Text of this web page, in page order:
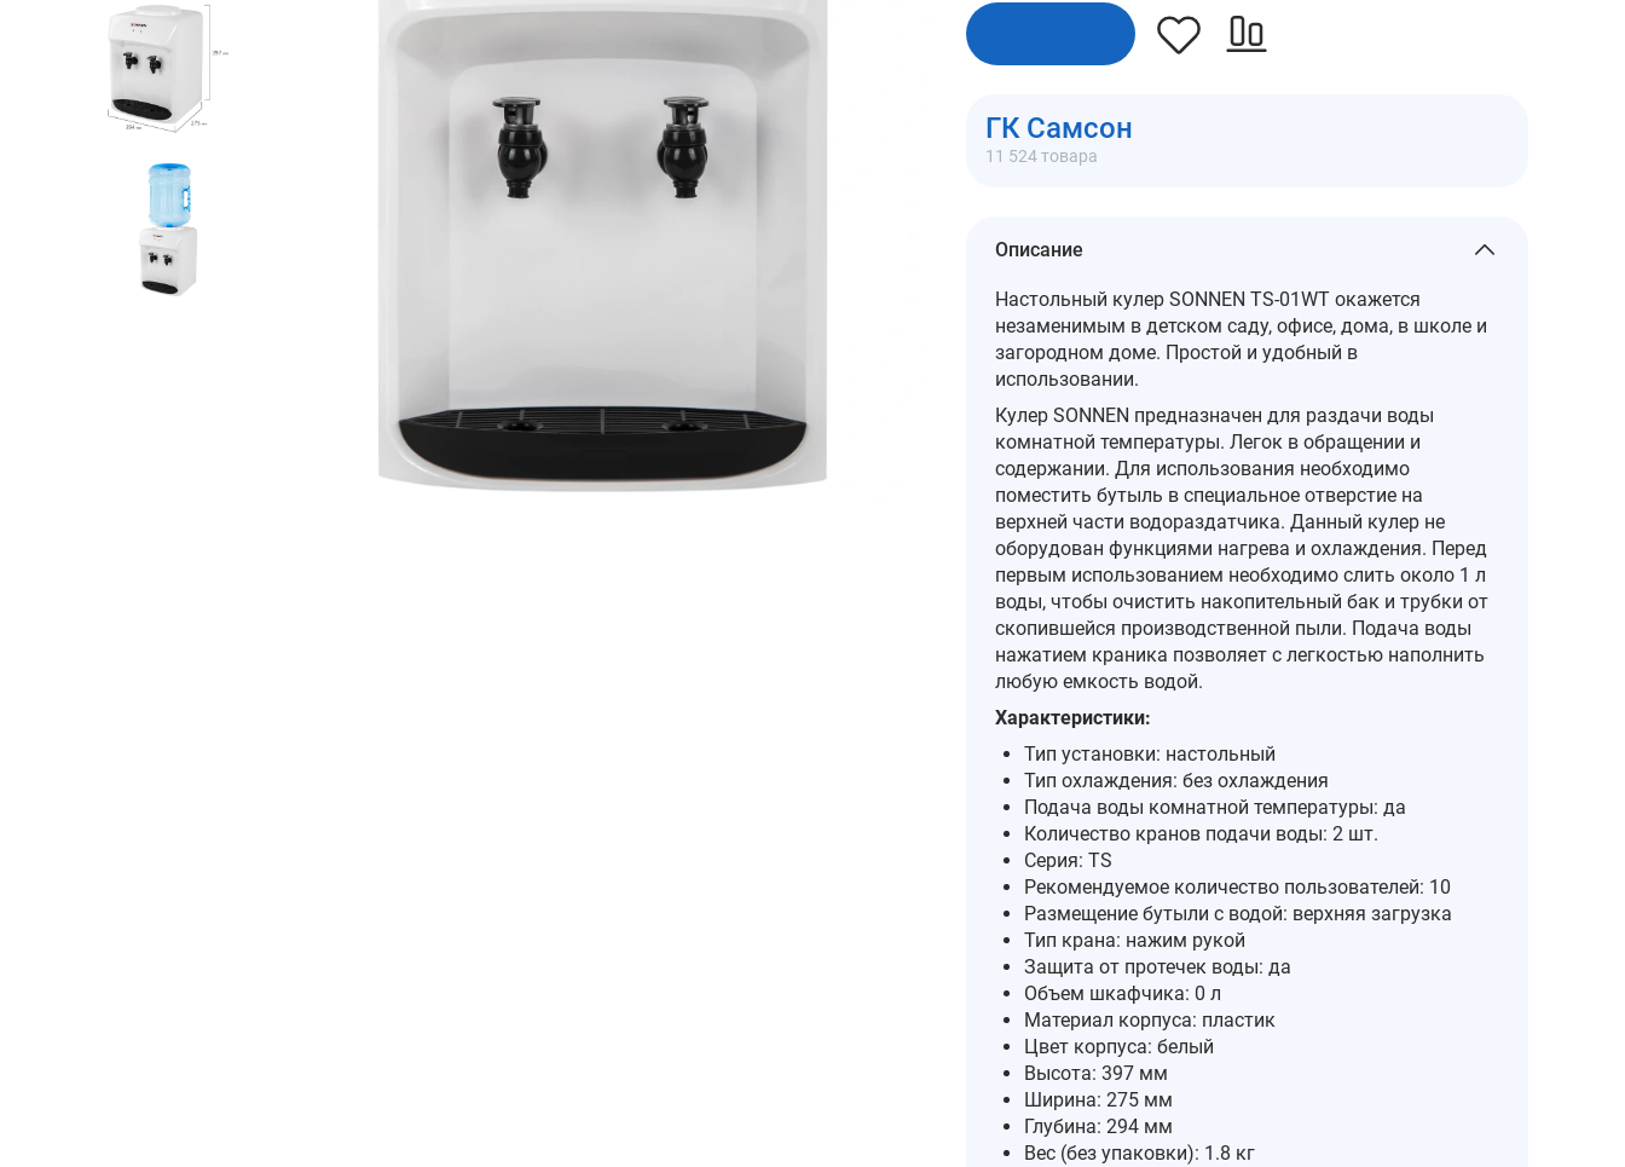
ГК Самсон
11 524 товара
Описание
Настольный кулер SONNEN TS-01WT окажется
незаменимым в детском саду, офисе, дома, в школе и
загородном доме. Простой и удобный в
использовании.
Кулер SONNEN предназначен для раздачи воды
комнатной температуры. Легок в обращении и
содержании. Для использования необходимо
поместить бутыль в специальное отверстие на
верхней части водораздатчика. Данный кулер не
оборудован функциями нагрева и охлаждения. Перед
первым использованием необходимо слить около 1 л
воды, чтобы очистить накопительный бак и трубки от
скопившейся производственной пыли. Подача воды
нажатием краника позволяет с легкостью наполнить
любую емкость водой.
Характеристики:
Тип установки: настольный
Тип охлаждения: без охлаждения
Подача воды комнатной температуры: да
Количество кранов подачи воды: 2 шт.
Серия: TS
Рекомендуемое количество пользователей: 10
Размещение бутыли с водой: верхняя загрузка
Тип крана: нажим рукой
Защита от протечек воды: да
Объем шкафчика: 0 л
Материал корпуса: пластик
Цвет корпуса: белый
Высота: 397 мм
Ширина: 275 мм
Глубина: 294 мм
Вес (без упаковки): 1.8 кг